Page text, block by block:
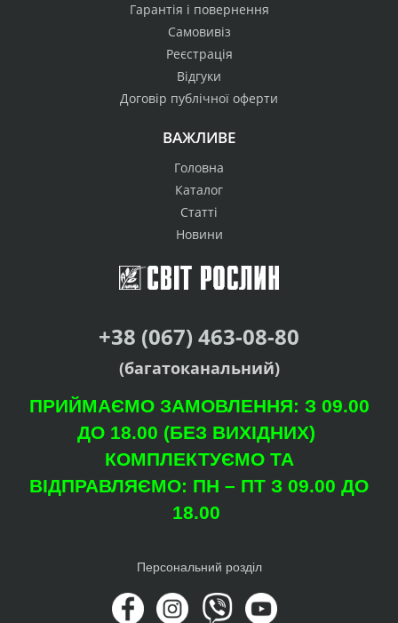
Гарантія і повернення
Самовивіз
Реєстрація
Відгуки
Договір публічної оферти
ВАЖЛИВЕ
Головна
Каталог
Статті
Новини
+38 (067) 463-08-80
(багатоканальний)
ПРИЙМАЄМО ЗАМОВЛЕННЯ: З 09.00
ДО 18.00 (БЕЗ ВИХІДНИХ)
КОМПЛЕКТУЄМО ТА
ВІДПРАВЛЯЄМО: ПН – ПТ З 09.00 ДО
18.00
Персональний розділ